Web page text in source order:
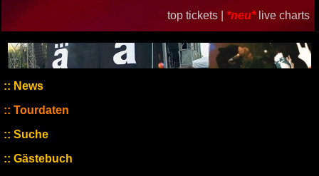
top tickets | *neu* live charts
News
Tourdaten
Suche
Gästebuch